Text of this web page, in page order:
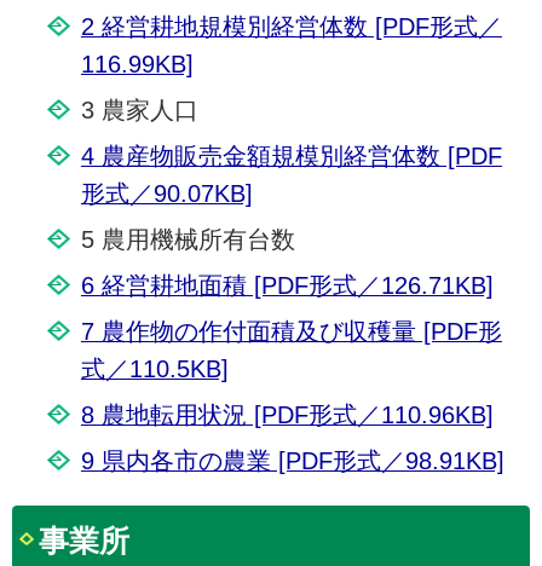
2 経営耕地規模別経営体数 [PDF形式／
116.99KB]
3 農家人口
4 農産物販売金額規模別経営体数 [PDF
形式／90.07KB]
5 農用機械所有台数
6 経営耕地面積 [PDF形式／126.71KB]
7 農作物の作付面積及び収穫量 [PDF形
式／110.5KB]
8 農地転用状況 [PDF形式／110.96KB]
9 県内各市の農業 [PDF形式／98.91KB]
事業所